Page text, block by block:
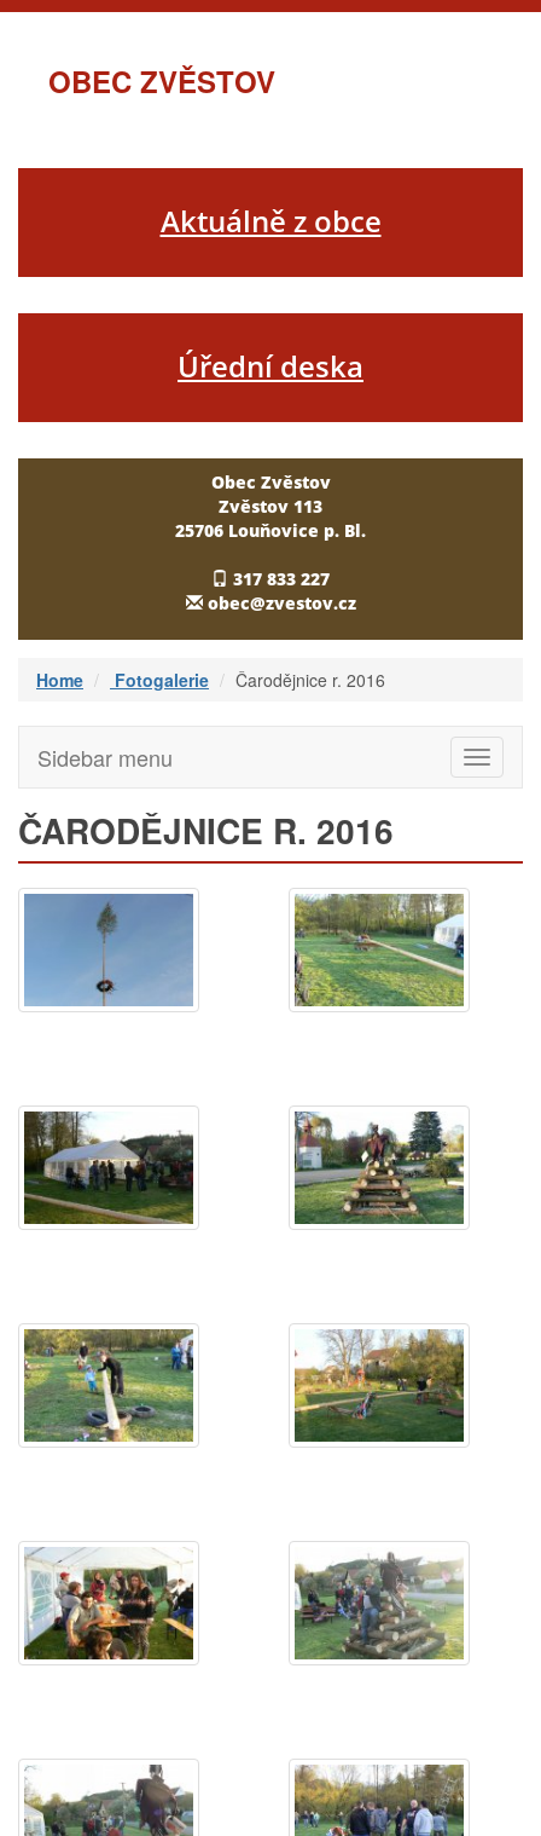
OBEC ZVĚSTOV
Aktuálně z obce
Úřední deska
Obec Zvěstov
Zvěstov 113
25706 Louňovice p. Bl.
317 833 227
obec@zvestov.cz
Home Fotogalerie Čarodějnice r. 2016
Toggle
Sidebar menu
ČARODĚJNICE R. 2016